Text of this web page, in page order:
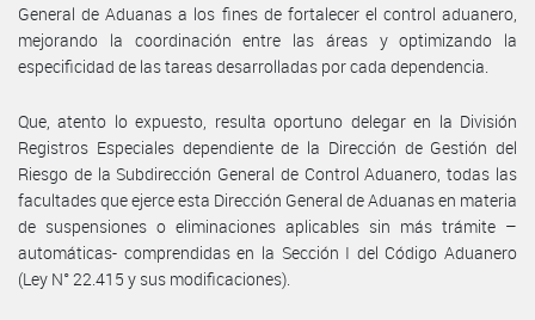
General de Aduanas a los fines de fortalecer el control aduanero,
mejorando la coordinación entre las áreas y optimizando la
especificidad de las tareas desarrolladas por cada dependencia.
Que, atento lo expuesto, resulta oportuno delegar en la División
Registros Especiales dependiente de la Dirección de Gestión del
Riesgo de la Subdirección General de Control Aduanero, todas las
facultades que ejerce esta Dirección General de Aduanas en materia
de suspensiones o eliminaciones aplicables sin más trámite –
automáticas- comprendidas en la Sección I del Código Aduanero
(Ley N° 22.415 y sus modificaciones).